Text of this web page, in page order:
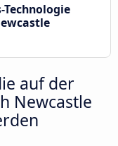
auf der
Newcastle